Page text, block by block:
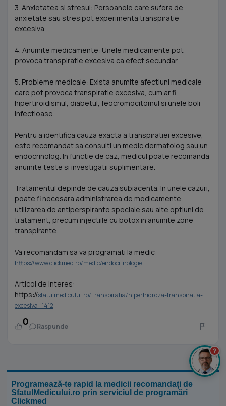
3. Anxietatea si stresul: Persoanele care sufera de
anxietate sau stres pot experimenta transpiratie
excesiva.
4. Anumite medicamente: Unele medicamente pot
provoca transpiratie excesiva ca efect secundar.
5. Probleme medicale: Exista anumite afectiuni medicale
care pot provoca transpiratie excesiva, cum ar fi
hipertiroidismul, diabetul, feocromocitomul si unele boli
infectioase.
Pentru a identifica cauza exacta a transpiratiei excesive,
este recomandat sa consulti un medic dermatolog sau un
endocrinolog. In functie de caz, medicul poate recomanda
anumite teste si investigatii suplimentare.
Tratamentul depinde de cauza subiacenta. In unele cazuri,
poate fi necesara administrarea de medicamente,
utilizarea de antiperspirante speciale sau alte optiuni de
tratament, precum injectiile cu botox in anumite zone
transpirante.
Va recomandam sa va programati la medic:
https://www.clickmed.ro/medic/endocrinologie
Articol de interes:
https://sfatulmedicului.ro/Transpiratia/hiperhidroza-transpiratia-
excesiva_1412
0 Raspunde
Programează-te rapid la medicii recomandați de
SfatulMedicului.ro prin serviciul de programări
Clickmed
?